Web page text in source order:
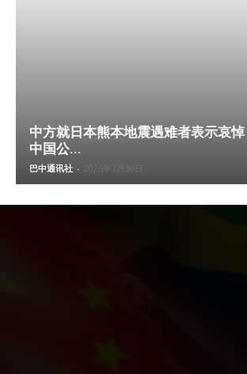
中方就日本熊本地震遇难者表示哀悼
中国公...
巴中通讯社 - 2026年7月30日